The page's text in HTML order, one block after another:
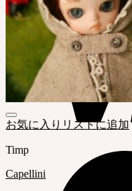
お気に入りリストに追加
Timp
Capellini